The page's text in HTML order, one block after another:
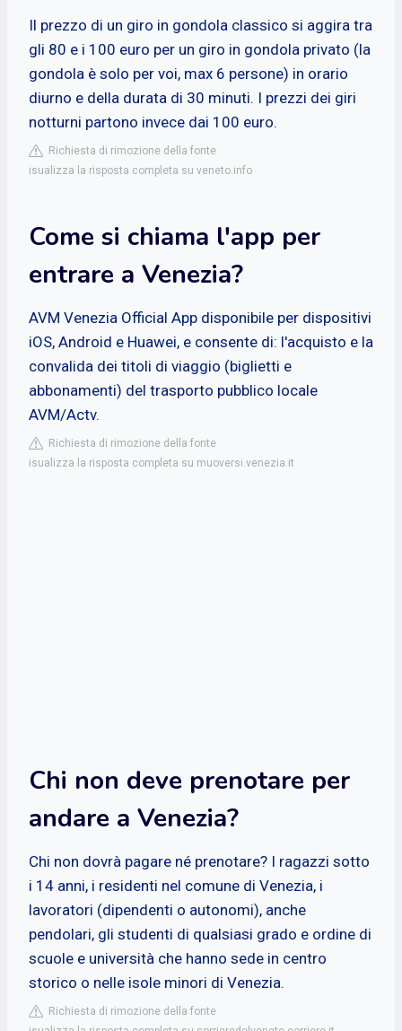
Il prezzo di un giro in gondola classico si aggira tra
gli 80 e i 100 euro per un giro in gondola privato (la
gondola è solo per voi, max 6 persone) in orario
diurno e della durata di 30 minuti. I prezzi dei giri
notturni partono invece dai 100 euro.
Richiesta di rimozione della fonte
isualizza la risposta completa su veneto.info
Come si chiama l'app per
entrare a Venezia?
AVM Venezia Official App disponibile per dispositivi
iOS, Android e Huawei, e consente di: l'acquisto e la
convalida dei titoli di viaggio (biglietti e
abbonamenti) del trasporto pubblico locale
AVM/Actv.
Richiesta di rimozione della fonte
isualizza la risposta completa su muoversi.venezia.it
Chi non deve prenotare per
andare a Venezia?
Chi non dovrà pagare né prenotare? I ragazzi sotto
i 14 anni, i residenti nel comune di Venezia, i
lavoratori (dipendenti o autonomi), anche
pendolari, gli studenti di qualsiasi grado e ordine di
scuole e università che hanno sede in centro
storico o nelle isole minori di Venezia.
Richiesta di rimozione della fonte